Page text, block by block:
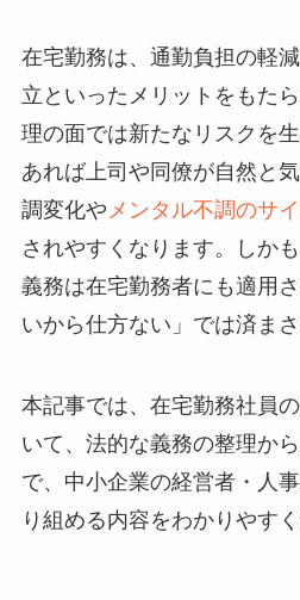
在宅勤務は、通勤負担の軽
立といったメリットをもた
理の面では新たなリスクを
あれば上司や同僚が自然と
調変化や メンタル不調のサ
されやすくなります。しか
義務は在宅勤務者にも適用
いから仕方ない」では済まさ
本記事では、在宅勤務社員
いて、法的な義務の整理か
で、中小企業の経営者・人
り組める内容をわかりやすく